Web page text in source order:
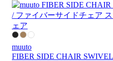
muuto
FIBER SIDE CHAIR